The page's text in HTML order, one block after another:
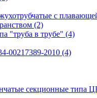
с
(2)
"труба в трубе" (4)
00217389-2010 (4)
секционные